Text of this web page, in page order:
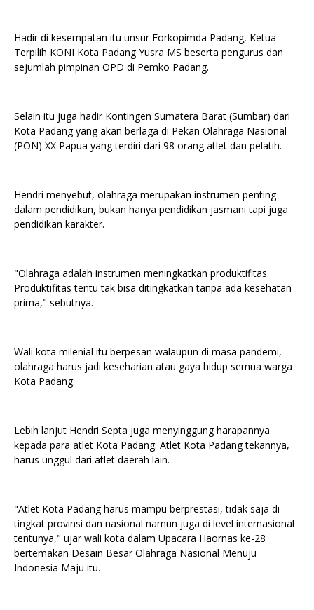
Hadir di kesempatan itu unsur Forkopimda Padang, Ketua
Terpilih KONI Kota Padang Yusra MS beserta pengurus dan
sejumlah pimpinan OPD di Pemko Padang.
Selain itu juga hadir Kontingen Sumatera Barat (Sumbar) dari
Kota Padang yang akan berlaga di Pekan Olahraga Nasional
(PON) XX Papua yang terdiri dari 98 orang atlet dan pelatih.
Hendri menyebut, olahraga merupakan instrumen penting
dalam pendidikan, bukan hanya pendidikan jasmani tapi juga
pendidikan karakter.
"Olahraga adalah instrumen meningkatkan produktifitas.
Produktifitas tentu tak bisa ditingkatkan tanpa ada kesehatan
prima," sebutnya.
Wali kota milenial itu berpesan walaupun di masa pandemi,
olahraga harus jadi keseharian atau gaya hidup semua warga
Kota Padang.
Lebih lanjut Hendri Septa juga menyinggung harapannya
kepada para atlet Kota Padang. Atlet Kota Padang tekannya,
harus unggul dari atlet daerah lain.
"Atlet Kota Padang harus mampu berprestasi, tidak saja di
tingkat provinsi dan nasional namun juga di level internasional
tentunya," ujar wali kota dalam Upacara Haornas ke-28
bertemakan Desain Besar Olahraga Nasional Menuju
Indonesia Maju itu.